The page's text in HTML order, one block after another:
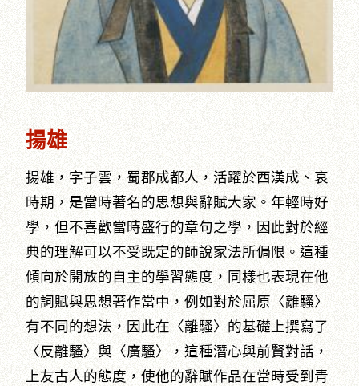
揚雄
揚雄，字子雲，蜀郡成都人，活躍於西漢成、哀
時期，是當時著名的思想與辭賦大家。年輕時好
學，但不喜歡當時盛行的章句之學，因此對於經
典的理解可以不受既定的師說家法所侷限。這種
傾向於開放的自主的學習態度，同樣也表現在他
的詞賦與思想著作當中，例如對於屈原〈離騷〉
有不同的想法，因此在〈離騷〉的基礎上撰寫了
〈反離騷〉與〈廣騷〉，這種潛心與前賢對話，
上友古人的態度，使他的辭賦作品在當時受到青